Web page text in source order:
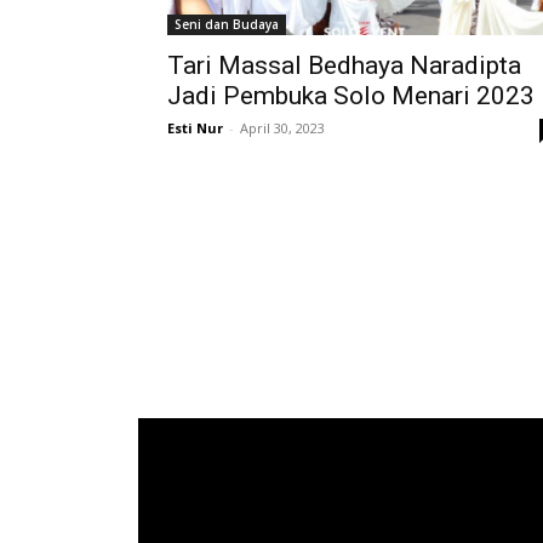
Seni dan Budaya
Tari Massal Bedhaya Naradipta
Jadi Pembuka Solo Menari 2023
Esti Nur - April 30, 2023